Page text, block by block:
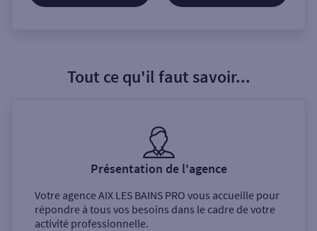
Tout ce qu'il faut savoir...
Présentation de l'agence
Votre agenceAIX LES BAINS PRO vous accueille pour
répondre à tous vos besoins dans le cadre de votre
activité professionnelle.